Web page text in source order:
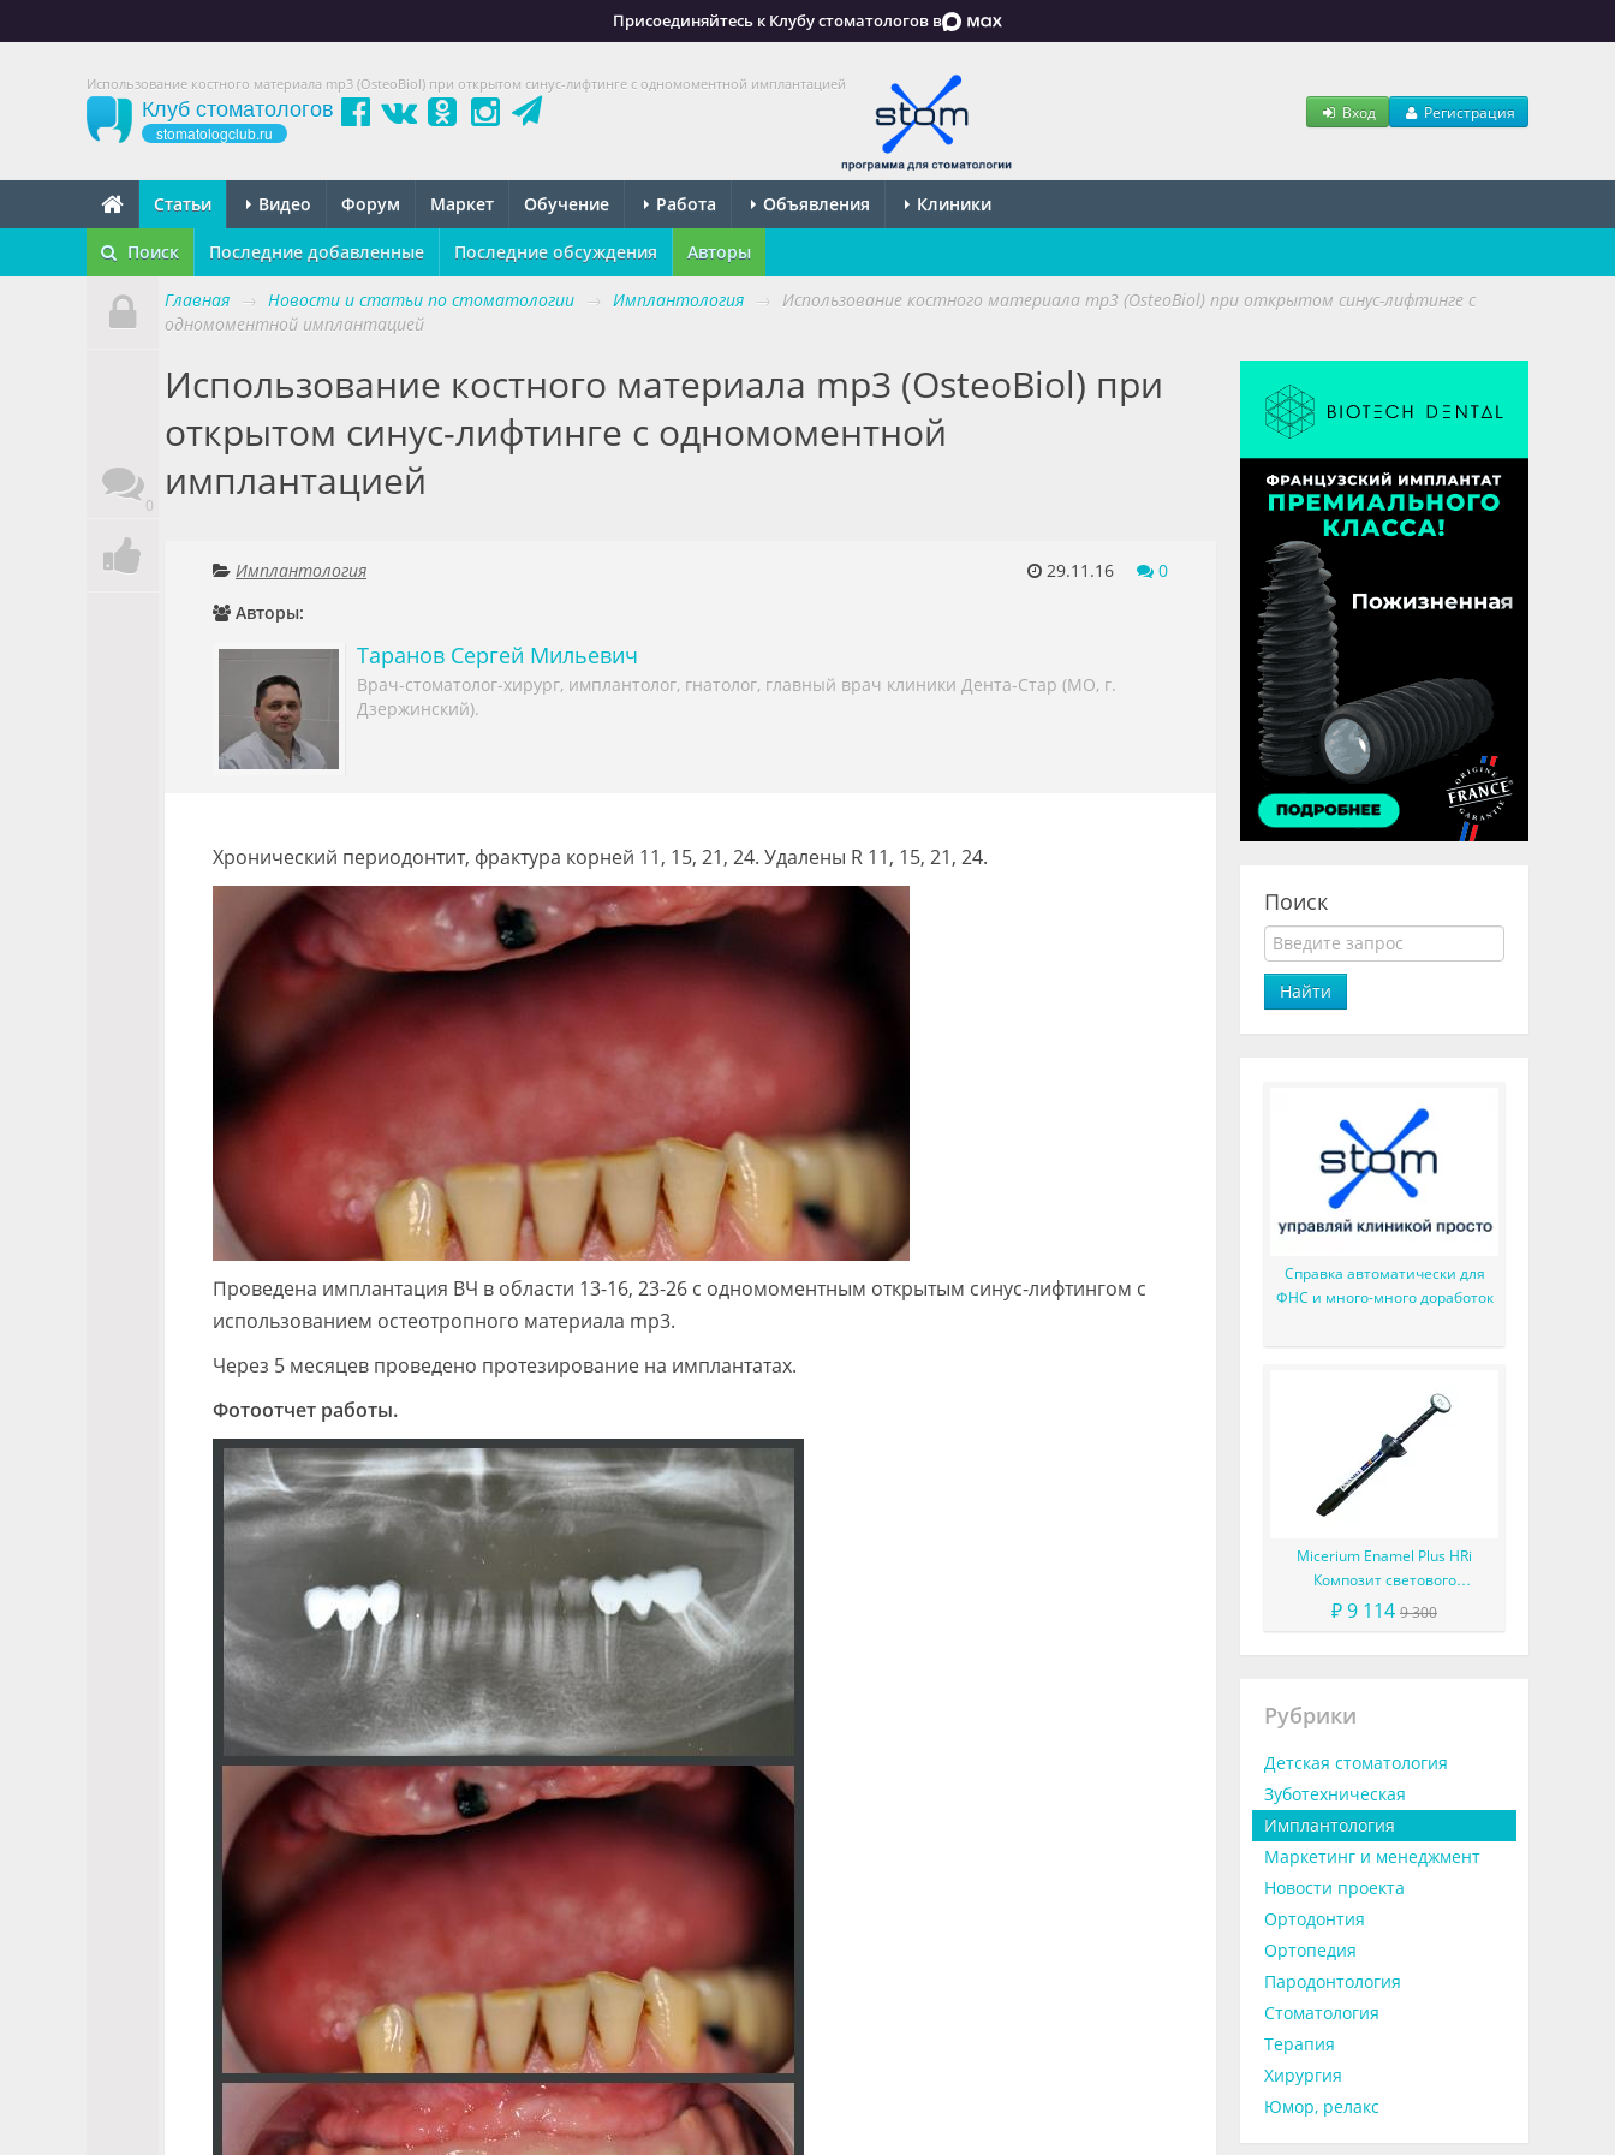
Присоединяйтесь к Клубу стоматологов в
Использование костного материала mp3 (OsteoBiol) при открытом синус-лифтинге с одномоментной имплантацией
Клуб стоматологов
stomatologclub.ru
Вход Регистрация
Статьи Видео Форум Маркет Обучение Работа Объявления Клиники
Поиск Последние добавленные Последние обсуждения Авторы
0
Главная → Новости и статьи по стоматологии → Имплантология →
Использование костного материала mp3 (OsteoBiol) при открытом синус-лифтинге с
одномоментной имплантацией
Использование костного материала mp3 (OsteoBiol) при
открытом синус-лифтинге с одномоментной
имплантацией
Имплантология 29.11.16
0
Авторы:
Таранов Сергей Мильевич
Врач-стоматолог-хирург, имплантолог, гнатолог, главный врач клиники Дента-Стар (МО, г.
Дзержинский).
Хронический периодонтит, фрактура корней 11, 15, 21, 24. Удалены R 11, 15, 21, 24.
Проведена имплантация ВЧ в области 13-16, 23-26 с одномоментным открытым синус-лифтингом с
использованием остеотропного материала mp3.
Через 5 месяцев проведено протезирование на имплантатах.
Фотоотчет работы.
Поиск
Найти
Справка автоматически для
ФНС и много-много доработок
Micerium Enamel Plus HRi
Композит светового
отверждения в шприце
₽ 9 114 9 300
Рубрики
Детская стоматология
Зуботехническая
Имплантология
Маркетинг и менеджмент
Новости проекта
Ортодонтия
Ортопедия
Пародонтология
Стоматология
Терапия
Хирургия
Юмор, релакс